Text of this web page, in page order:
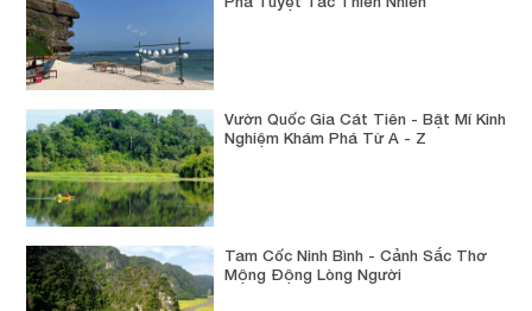
Vườn Quốc Gia Cát Tiên - Bật Mí Kinh
Nghiệm Khám Phá Từ A - Z
Tam Cốc Ninh Bình - Cảnh Sắc Thơ
Mộng Động Lòng Người